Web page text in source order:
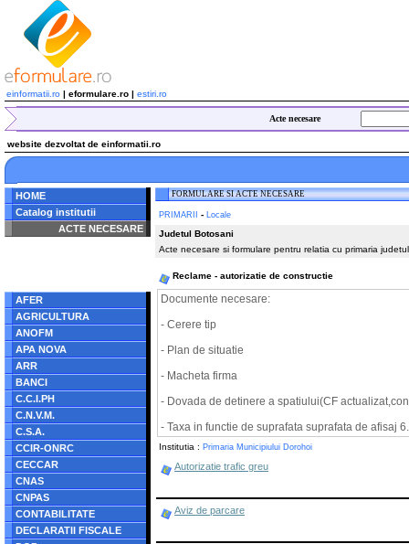
einformatii.ro | eformulare.ro | estiri.ro
Acte necesare
website dezvoltat de einformatii.ro
HOME
Catalog institutii
ACTE NECESARE
/home/eformulare.ro/public_html/navigare/stanga.php
AFER
AGRICULTURA
ANOFM
APA NOVA
ARR
BANCI
C.C.I.PH
C.N.V.M.
C.S.A.
CCIR-ONRC
CECCAR
CNAS
CNPAS
CONTABILITATE
DECLARATII FISCALE
FORMULARE SI ACTE NECESARE
PRIMARII - Locale
Judetul Botosani
Acte necesare si formulare pentru relatia cu primaria
Reclame - autorizatie de constructie
Documente necesare:
- Cerere tip
- Plan de situatie
- Macheta firma
- Dovada de detinere a spatiului(CF
- Taxa in functie de suprafata suprafata de afisaj
Institutia : Primaria Municipiului Dorohoi
Autorizatie trafic greu
Aviz de parcare